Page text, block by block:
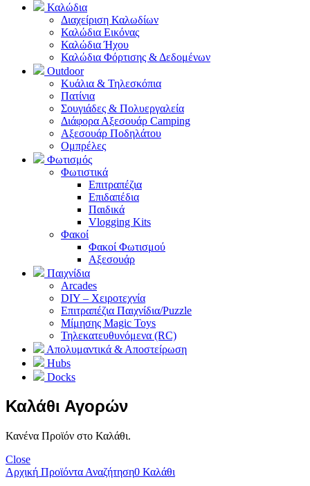
Καλώδια
Διαχείριση Καλωδίων
Καλώδια Εικόνας
Καλώδια Ήχου
Καλώδια Φόρτισης & Δεδομένων
Outdoor
Κυάλια & Τηλεσκόπια
Πατίνια
Σουγιάδες & Πολυεργαλεία
Διάφορα Αξεσουάρ Camping
Αξεσουάρ Ποδηλάτου
Ομπρέλες
Φωτισμός
Φωτιστικά
Επιτραπέζια
Επιδαπέδια
Παιδικά
Vlogging Kits
Φακοί
Φακοί Φωτισμού
Αξεσουάρ
Παιχνίδια
Arcades
DIY – Χειροτεχνία
Επιτραπέζια Παιχνίδια/Puzzle
Μίμησης Magic Toys
Τηλεκατευθυνόμενα (RC)
Απολυμαντικά & Αποστείρωση
Hubs
Docks
Καλάθι Αγορών
Κανένα Προϊόν στο Καλάθι.
Close
Αρχική Προϊόντα Αναζήτηση0 Καλάθι